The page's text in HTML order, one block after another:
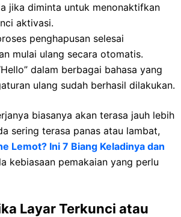
jika diminta untuk menonaktifkan
aktivasi.
penghapusan selesai
mulai ulang secara otomatis.
dalam berbagai bahasa yang
ulang sudah berhasil dilakukan.
biasanya akan terasa jauh lebih
sering terasa panas atau lambat,
Lemot? Ini 7 Biang Keladinya dan
kebiasaan pemakaian yang perlu
Layar Terkunci atau